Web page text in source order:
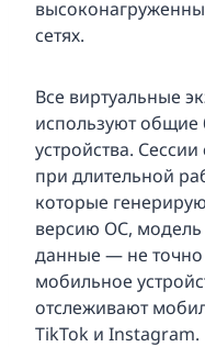
сетях.
Все виртуальные
используют общие
устройства.
при длительной
которые
версию ОС,
данные — не
мобильное
отслеживают
TikTok и Instagram.